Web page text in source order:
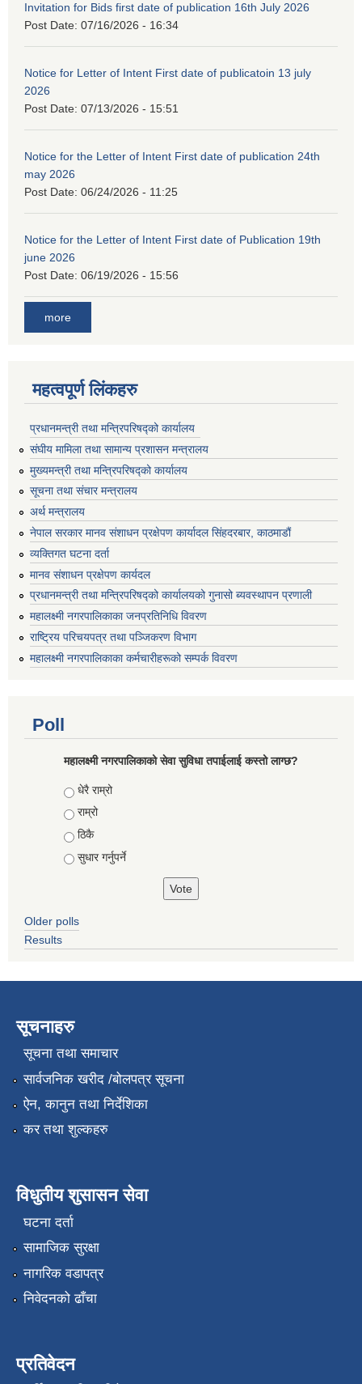
Invitation for Bids first date of publication 16th July 2026
Post Date: 07/16/2026 - 16:34
Notice for Letter of Intent First date of publicatoin 13 july
2026
Post Date: 07/13/2026 - 15:51
Notice for the Letter of Intent First date of publication 24th
may 2026
Post Date: 06/24/2026 - 11:25
Notice for the Letter of Intent First date of Publication 19th
june 2026
Post Date: 06/19/2026 - 15:56
more
महत्वपूर्ण लिंकहरु
प्रधानमन्त्री तथा मन्त्रिपरिषद्को कार्यालय
संघीय मामिला तथा सामान्य प्रशासन मन्त्रालय
मुख्यमन्त्री तथा मन्त्रिपरिषद्को कार्यालय
सूचना तथा संचार मन्त्रालय
अर्थ मन्त्रालय
नेपाल सरकार मानव संशाधन प्रक्षेपण कार्यादल सिंहदरबार, काठमाडौं
व्यक्तिगत घटना दर्ता
मानव संशाधन प्रक्षेपण कार्यदल
प्रधानमन्त्री तथा मन्त्रिपरिषद्को कार्यालयको गुनासो ब्यवस्थापन प्रणाली
महालक्ष्मी नगरपालिकाका जनप्रतिनिधि विवरण
राष्ट्रिय परिचयपत्र तथा पञ्जिकरण विभाग
महालक्ष्मी नगरपालिकाका कर्मचारीहरूको सम्पर्क विवरण
Poll
महालक्ष्मी नगरपालिकाको सेवा सुविधा तपाईलाई कस्तो लाग्छ?
Choices
धेरै राम्रो
राम्रो
ठिकै
सुधार गर्नुपर्ने
Older polls
Results
सूचनाहरु
सूचना तथा समाचार
सार्वजनिक खरीद /बोलपत्र सूचना
ऐन, कानुन तथा निर्देशिका
कर तथा शुल्कहरु
विधुतीय शुसासन सेवा
घटना दर्ता
सामाजिक सुरक्षा
नागरिक वडापत्र
निवेदनको ढाँचा
प्रतिवेदन